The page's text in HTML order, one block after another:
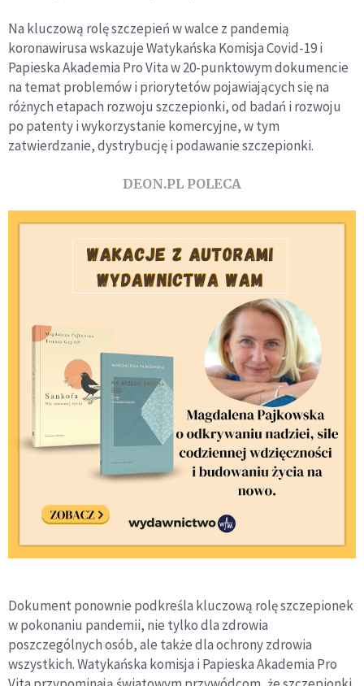
Na kluczową rolę szczepień w walce z pandemią
koronawirusa wskazuje Watykańska Komisja Covid-19 i
Papieska Akademia Pro Vita w 20-punktowym dokumencie
na temat problemów i priorytetów pojawiających się na
różnych etapach rozwoju szczepionki, od badań i rozwoju
po patenty i wykorzystanie komercyjne, w tym
zatwierdzanie, dystrybucję i podawanie szczepionki.
DEON.PL POLECA
Dokument ponownie podkreśla kluczową rolę szczepionek
w pokonaniu pandemii, nie tylko dla zdrowia
poszczególnych osób, ale także dla ochrony zdrowia
wszystkich. Watykańska komisja i Papieska Akademia Pro